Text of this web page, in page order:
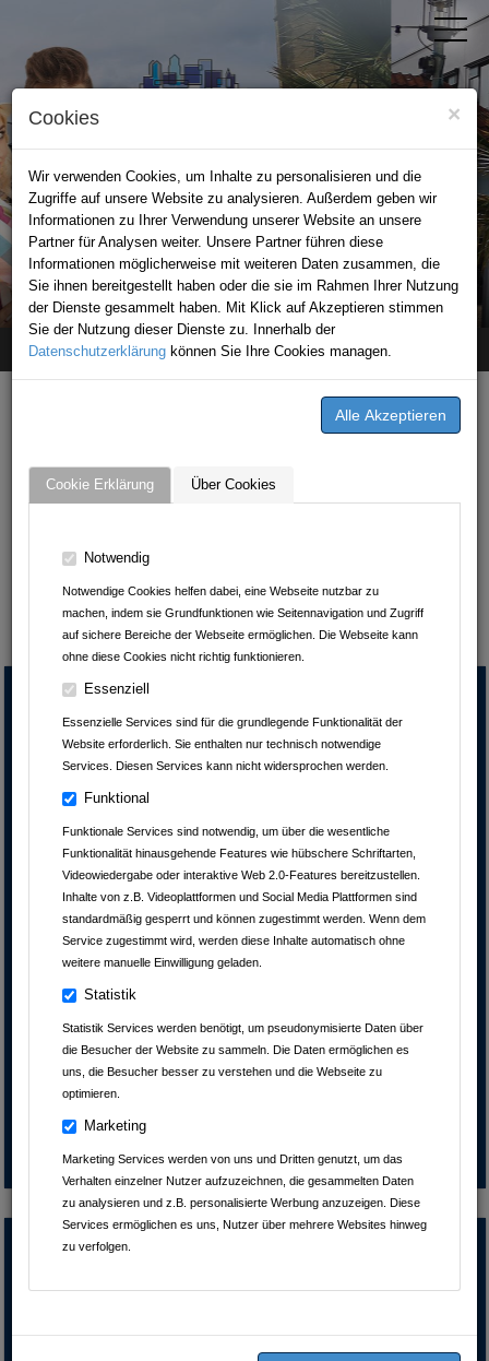
×
Cookies
Wir verwenden Cookies, um Inhalte zu personalisieren und die
Zugriffe auf unsere Website zu analysieren. Außerdem geben wir
Informationen zu Ihrer Verwendung unserer Website an unsere
Partner für Analysen weiter. Unsere Partner führen diese
Informationen möglicherweise mit weiteren Daten zusammen, die
Sie ihnen bereitgestellt haben oder die sie im Rahmen Ihrer Nutzung
der Dienste gesammelt haben. Mit Klick auf Akzeptieren stimmen
Sie der Nutzung dieser Dienste zu. Innerhalb der
Datenschutzerklärung können Sie Ihre Cookies managen.
Cookie Erklärung Über Cookies
Notwendig
Notwendige Cookies helfen dabei, eine Webseite nutzbar zu
machen, indem sie Grundfunktionen wie Seitennavigation und Zugriff
auf sichere Bereiche der Webseite ermöglichen. Die Webseite kann
ohne diese Cookies nicht richtig funktionieren.
Essenziell
Essenzielle Services sind für die grundlegende Funktionalität der
Website erforderlich. Sie enthalten nur technisch notwendige
Services. Diesen Services kann nicht widersprochen werden.
Funktional
Funktionale Services sind notwendig, um über die wesentliche
Funktionalität hinausgehende Features wie hübschere Schriftarten,
Videowiedergabe oder interaktive Web 2.0-Features bereitzustellen.
Inhalte von z.B. Videoplattformen und Social Media Plattformen sind
standardmäßig gesperrt und können zugestimmt werden. Wenn dem
Service zugestimmt wird, werden diese Inhalte automatisch ohne
weitere manuelle Einwilligung geladen.
Statistik
Statistik Services werden benötigt, um pseudonymisierte Daten über
die Besucher der Website zu sammeln. Die Daten ermöglichen es
uns, die Besucher besser zu verstehen und die Webseite zu
optimieren.
Marketing
Marketing Services werden von uns und Dritten genutzt, um das
Verhalten einzelner Nutzer aufzuzeichnen, die gesammelten Daten
zu analysieren und z.B. personalisierte Werbung anzuzeigen. Diese
Services ermöglichen es uns, Nutzer über mehrere Websites hinweg
zu verfolgen.
STADTPORTAL BAD RAPPENAU
Home Tourismus Sehenswürdigkeiten
SEHENWÜRDIGKEITEN & FREIZEIT
Schloss Massenbach
Massenbachhausener Str. 64
Massenbach
Deutschland
07138 / 52 67
07138 / 15 18
info@schloss-massenbach.de
schloss-massenbach.de